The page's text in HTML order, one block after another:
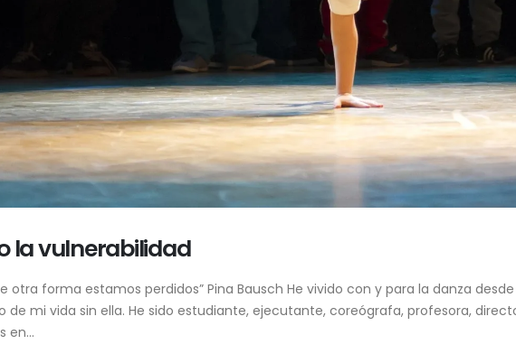
la vulnerabilidad
otra forma estamos perdidos” Pina Bausch He vivido con y para la danza
mi vida sin ella. He sido estudiante, ejecutante, coreógrafa, profesora,
en...